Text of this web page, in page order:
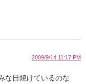
2009/9/14 11:17 PM
な日焼けているのな